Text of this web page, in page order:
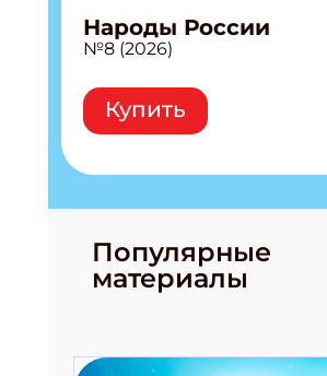
Народы России
№8 (2026)
Купить
Популярные
материалы
Подпишись на рассылку
Получи электронный "Классный